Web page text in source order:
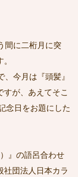
間に二桁月に突
今月は『頭髪』
が、あえてそこ
念日をお題にした
』の語呂合わせ
社団法人日本カラ